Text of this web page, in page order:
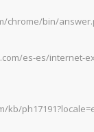
chrome/bin/
es-es/internet-